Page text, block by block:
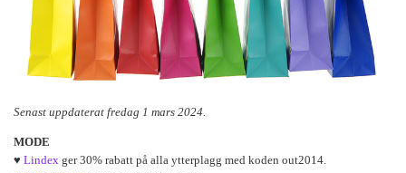
Senast uppdaterat fredag 1 mars 2024.
MODE
♥ Lindex ger 30% rabatt på alla ytterplagg med koden out2014.